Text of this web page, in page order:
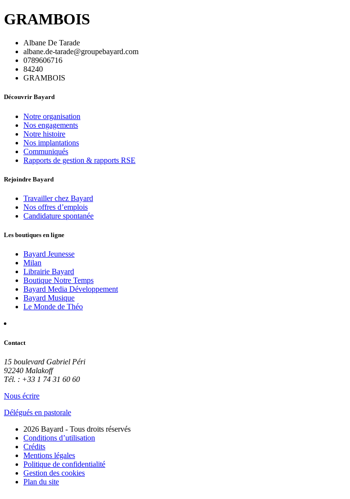
GRAMBOIS
Albane De Tarade
albane.de-tarade@groupebayard.com
0789606716
84240
GRAMBOIS
Découvrir Bayard
Notre organisation
Nos engagements
Notre histoire
Nos implantations
Communiqués
Rapports de gestion & rapports RSE
Rejoindre Bayard
Travailler chez Bayard
Nos offres d’emplois
Candidature spontanée
Les boutiques en ligne
Bayard Jeunesse
Milan
Librairie Bayard
Boutique Notre Temps
Bayard Media Développement
Bayard Musique
Le Monde de Théo
Contact
15 boulevard Gabriel Péri
92240 Malakoff
Tél. : +33 1 74 31 60 60
Nous écrire
Délégués en pastorale
2026 Bayard - Tous droits réservés
Conditions d’utilisation
Crédits
Mentions légales
Politique de confidentialité
Gestion des cookies
Plan du site